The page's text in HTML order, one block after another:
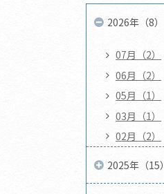
2026年（8）
07月（2）
06月（2）
05月（1）
03月（1）
02月（2）
2025年（15）